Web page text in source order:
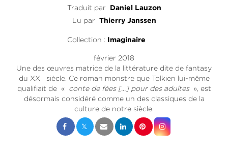
Traduit par Daniel Lauzon
Lu par Thierry Janssen
Collection : Imaginaire
février 2018
Une des œuvres matrice de la littérature dite de fantasy
du XX siècle. Ce roman monstre que Tolkien lui-même
qualifiait de « conte de fées [...] pour des adultes», est
désormais considéré comme un des classiques de la
culture de notre siècle.